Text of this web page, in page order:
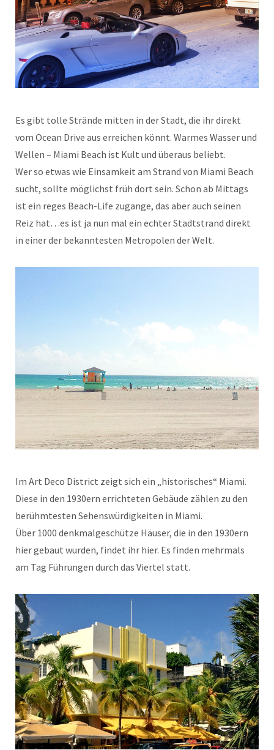
Es gibt tolle Strände mitten in der Stadt, die ihr direkt
vom Ocean Drive aus erreichen könnt. Warmes Wasser und
Wellen – Miami Beach ist Kult und überaus beliebt.
Wer so etwas wie Einsamkeit am Strand von Miami Beach
sucht, sollte möglichst früh dort sein. Schon ab Mittags
ist ein reges Beach-Life zugange, das aber auch seinen
Reiz hat…es ist ja nun mal ein echter Stadtstrand direkt
in einer der bekanntesten Metropolen der Welt.
Im Art Deco District zeigt sich ein „historisches“ Miami.
Diese in den 1930ern errichteten Gebäude zählen zu den
berühmtesten Sehenswürdigkeiten in Miami.
Über 1000 denkmalgeschütze Häuser, die in den 1930ern
hier gebaut wurden, findet ihr hier. Es finden mehrmals
am Tag Führungen durch das Viertel statt.